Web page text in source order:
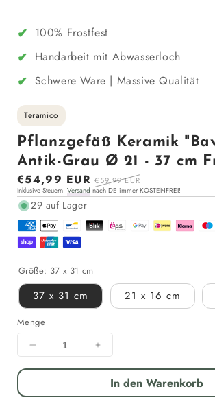
✔ 100% Frostfest
✔ Handarbeit mit Abwasserloch
✔ Schwere Ware | Massive Qualität
Teramico
Pflanzgefäß Keramik
Antik-Grau Ø 21 - 37 cm
Sonderpreis
€54,99 EUR Normaler
Preis
€59,99 EUR
Inklusive Steuern. Versand nach DE immer KOSTENFREI!
29 auf Lager
Größe: 37 x 31 cm
37 x 31 cm 21 x 16 cm
Menge
Menge
für
Keramik
Menge
für
Pflanzgefäß
Keramik
In den Warenkorb